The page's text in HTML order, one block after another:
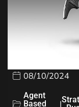
08/10/2024
Agent
Based
|